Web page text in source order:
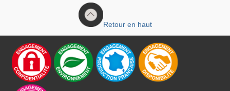
Retour en haut